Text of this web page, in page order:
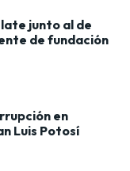
junto al de
de fundación
en
Luis Potosí